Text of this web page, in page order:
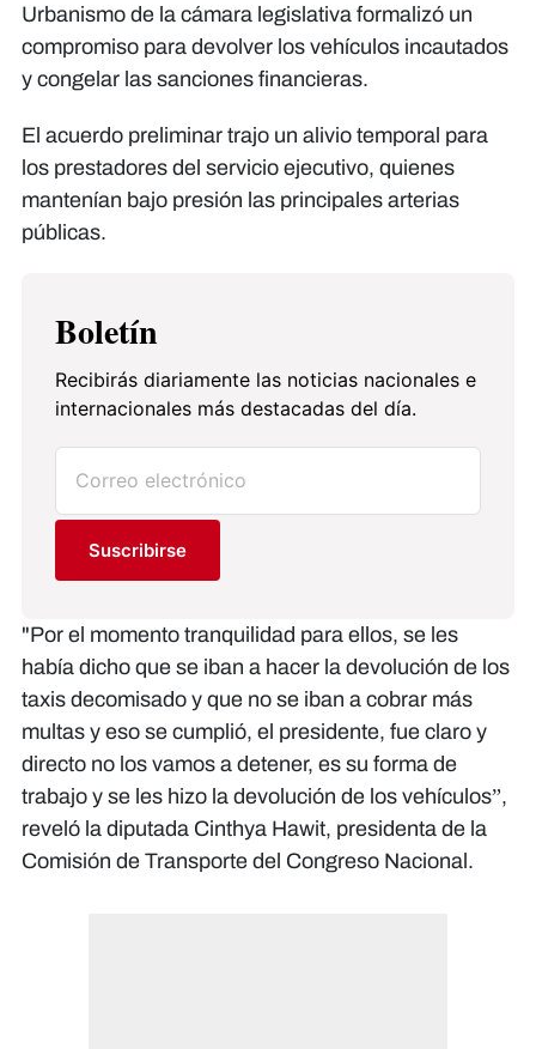
Urbanismo de la cámara legislativa formalizó un
compromiso para devolver los vehículos incautados
y congelar las sanciones financieras.
​El acuerdo preliminar trajo un alivio temporal para
los prestadores del servicio ejecutivo, quienes
mantenían bajo presión las principales arterias
públicas.
Boletín
Recibirás diariamente las noticias nacionales e
internacionales más destacadas del día.
Suscribirse
​"Por el momento tranquilidad para ellos, se les
había dicho que se iban a hacer la devolución de los
taxis decomisado y que no se iban a cobrar más
multas y eso se cumplió, el presidente, fue claro y
directo no los vamos a detener, es su forma de
trabajo y se les hizo la devolución de los vehículos”,
reveló la diputada Cinthya Hawit, presidenta de la
Comisión de Transporte del Congreso Nacional.